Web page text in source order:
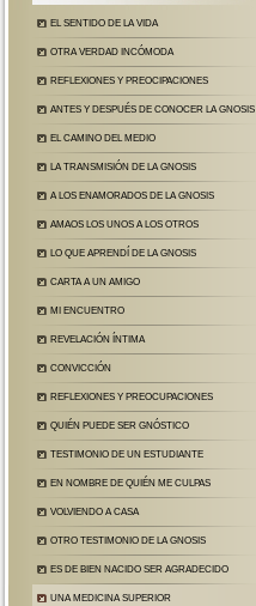
EL SENTIDO DE LA VIDA
OTRA VERDAD INCÓMODA
REFLEXIONES Y PREOCIPACIONES
ANTES Y DESPUÉS DE CONOCER LA GNOSIS
EL CAMINO DEL MEDIO
LA TRANSMISIÓN DE LA GNOSIS
A LOS ENAMORADOS DE LA GNOSIS
AMAOS LOS UNOS A LOS OTROS
LO QUE APRENDÍ DE LA GNOSIS
CARTA A UN AMIGO
MI ENCUENTRO
REVELACIÓN ÍNTIMA
CONVICCIÓN
REFLEXIONES Y PREOCUPACIONES
QUIÉN PUEDE SER GNÓSTICO
TESTIMONIO DE UN ESTUDIANTE
EN NOMBRE DE QUIÉN ME CULPAS
VOLVIENDO A CASA
OTRO TESTIMONIO DE LA GNOSIS
ES DE BIEN NACIDO SER AGRADECIDO
UNA MEDICINA SUPERIOR